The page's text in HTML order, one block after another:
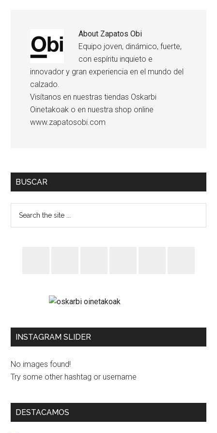
About Zapatos Obi
Equipo joven, dinámico, fuerte,
con espíritu inquieto e
innovador y gran experiencia en el mundo del
calzado.
Visítanos en nuestras tiendas Oskarbi
Oinetakoak o en nuestra shop online
www.zapatosobi.com
BUSCAR
INSTAGRAM SLIDER
No images found!
Try some other hashtag or username
DESTACAMOS